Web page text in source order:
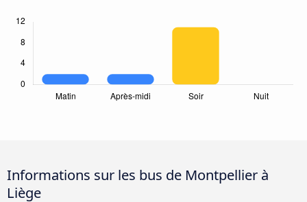
Informations sur les bus de Montpellier à
Liège